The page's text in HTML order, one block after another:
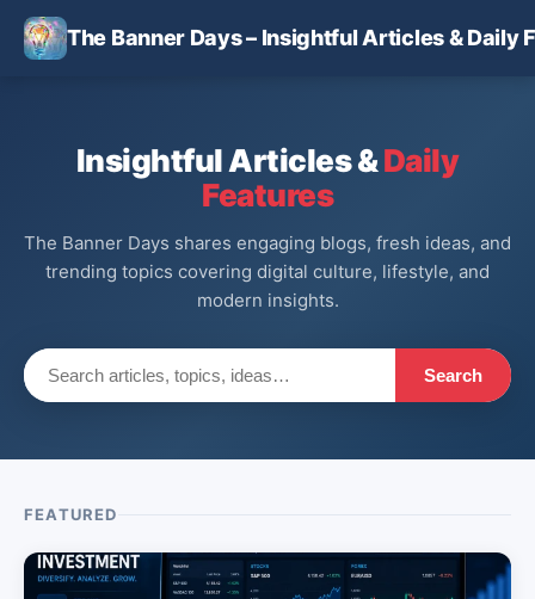
Skip to main content
The Banner Days – Insightful Articles & Daily
Insightful Articles &Daily
Features
The Banner Days shares engaging blogs, fresh ideas, and
trending topics covering digital culture, lifestyle, and
modern insights.
Search
FEATURED